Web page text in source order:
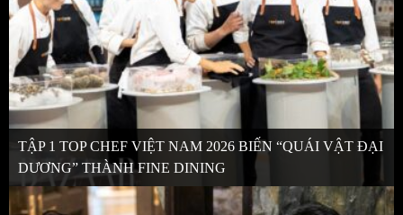
TẬP 1 TOP CHEF VIỆT NAM 2026 BIẾN “QUÁI VẬT ĐẠI
DƯƠNG” THÀNH FINE DINING